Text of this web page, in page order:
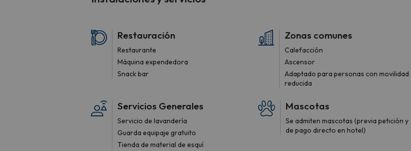
Restauración
Restaurante
Máquina expendedora
Snack bar
Zonas comunes
Calefacción
Ascensor
Adaptado para personas con movilidad
reducida
Servicios Generales
Servicio de lavandería
Guarda equipaje gratuito
Tienda de material de esquí
Mascotas
Se admiten mascotas (previa petición y
de pago directo en hotel)